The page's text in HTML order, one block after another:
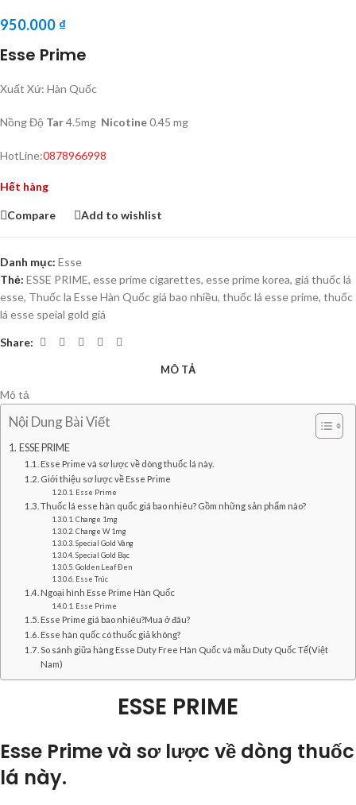
950.000 ₫
Esse Prime
Xuất Xứ: Hàn Quốc
Nồng Độ Tar4.5mg Nicotine0.45 mg
HotLine:0878966998
Hết hàng
Compare Add to wishlist
Danh mục: Esse
Thẻ: ESSE PRIME, esse prime cigarettes, esse prime korea, giá thuốc lá
esse, Thuốc la Esse Hàn Quốc giá bao nhiều, thuốc lá esse prime, thuốc
lá esse speial gold giá
Share:
MÔ TẢ
Mô tả
Nội Dung Bài Viết
ESSE PRIME
Esse Prime và sơ lược về dòng thuốc lá này.
Giới thiệu sơ lược về Esse Prime
Esse Prime
Thuốc lá esse hàn quốc giá bao nhiêu? Gồm những sản phẩm nào?
Change 1mg
Change W 1mg
Special Gold Vàng
Special Gold Bạc
Golden Leaf Đen
Esse Trúc
Ngoại hình Esse Prime Hàn Quốc
Esse Prime
Esse Prime giá bao nhiêu?Mua ở đâu?
Esse hàn quốc có thuốc giả không?
So sánh giữa hàng Esse Duty Free Hàn Quốc và mẫu Duty Quốc Tế(Việt
Nam)
ESSE PRIME
Esse Prime và sơ lược về dòng thuốc
lá này.